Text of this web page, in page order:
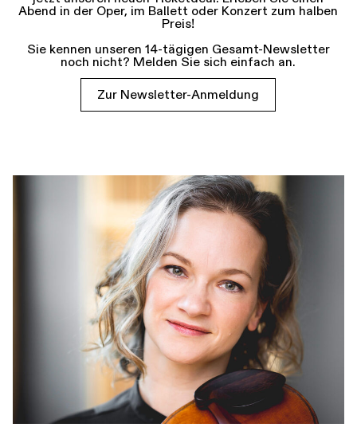
Abend in der Oper, im Ballett oder Konzert zum halben
Preis!
Sie kennen unseren 14-tägigen Gesamt-Newsletter
noch nicht? Melden Sie sich einfach an.
Zur Newsletter-Anmeldung